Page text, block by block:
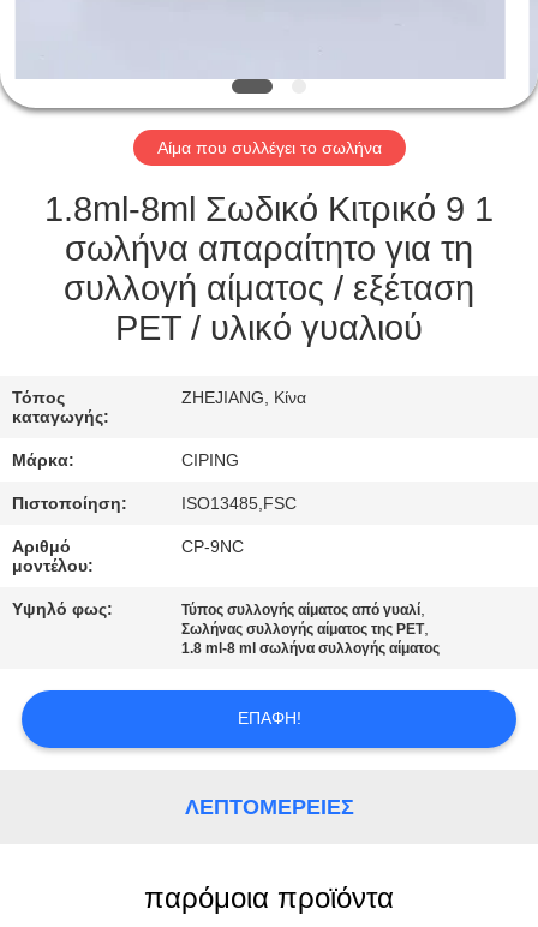
ΜΑΣ
ΕΛΆΤΕ
ΕΠΑΦΉ
ΖΗΤΉΣΤΕ
ΑΠΌΣΠΑΣΜΑ
SITEMAP
PRIVACY
Αίμα που συλλέγει το σωλήνα
1.8ml-8ml Σωδικό Κιτρικό 9 1
σωλήνα απαραίτητο για τη
συλλογή αίματος / εξέταση
PET / υλικό γυαλιού
Τόπος
καταγωγής:
ZHEJIANG, Κίνα
Μάρκα: CIPING
Πιστοποίηση: ISO13485,FSC
Αριθμό
μοντέλου:
CP-9NC
Υψηλό φως: Τύπος συλλογής αίματος από γυαλί,
Σωλήνας συλλογής αίματος της PET,
1.8 ml-8 ml σωλήνα συλλογής αίματος
ΕΠΑΦΉ!
ΛΕΠΤΟΜΈΡΕΙΕΣ
παρόμοια προϊόντα